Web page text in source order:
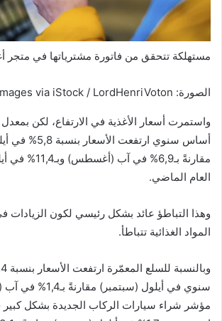
مستهلكة تتحقق من فاتورة مشترياتها في متجر
الصورة: Getty Images via iStock / LordHenriVoton
واستمرت أسعار الأغذية في الارتفاع، لكن بمعدل
أساس سنوي ارتفعت
مقارنةً بـ6,9% في
العام الماضي.
وهذا التباطؤ عائد بشكل رئيسي لكون الزيادات
المواد الغذائية تتباطأ.
سنوي في أيلول
مؤشر شراء سيارات الركاب الجديدة بشكل كبير